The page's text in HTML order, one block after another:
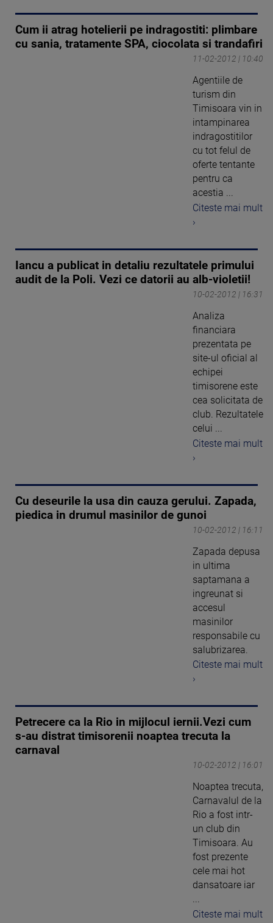
Cum ii atrag hotelierii pe indragostiti: plimbare
cu sania, tratamente SPA, ciocolata si trandafiri
11-02-2012 | 10:40
Agentiile de
turism din
Timisoara vin in
intampinarea
indragostitilor
cu tot felul de
oferte tentante
pentru ca
acestia ...
Citeste mai mult
›
Iancu a publicat in detaliu rezultatele primului
audit de la Poli. Vezi ce datorii au alb-violetii!
10-02-2012 | 16:31
Analiza
financiara
prezentata pe
site-ul oficial al
echipei
timisorene este
cea solicitata de
club. Rezultatele
celui ...
Citeste mai mult
›
Cu deseurile la usa din cauza gerului. Zapada,
piedica in drumul masinilor de gunoi
10-02-2012 | 16:11
Zapada depusa
in ultima
saptamana a
ingreunat si
accesul
masinilor
responsabile cu
salubrizarea.
Citeste mai mult
›
Petrecere ca la Rio in mijlocul iernii.Vezi cum
s-au distrat timisorenii noaptea trecuta la
carnaval
10-02-2012 | 16:01
Noaptea trecuta,
Carnavalul de la
Rio a fost intr-
un club din
Timisoara. Au
fost prezente
cele mai hot
dansatoare iar
...
Citeste mai mult